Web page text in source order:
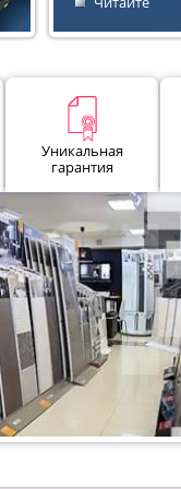
Уникальная
гарантия